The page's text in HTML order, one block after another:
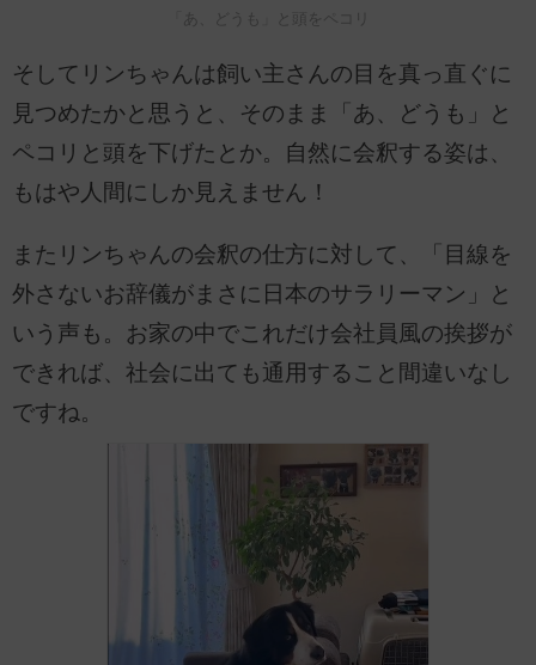
「あ、どうも」と頭をペコリ
そしてリンちゃんは飼い主さんの目を真っ直ぐに
見つめたかと思うと、そのまま「あ、どうも」と
ペコリと頭を下げたとか。自然に会釈する姿は、
もはや人間にしか見えません！
またリンちゃんの会釈の仕方に対して、「目線を
外さないお辞儀がまさに日本のサラリーマン」と
いう声も。お家の中でこれだけ会社員風の挨拶が
できれば、社会に出ても通用すること間違いなし
ですね。